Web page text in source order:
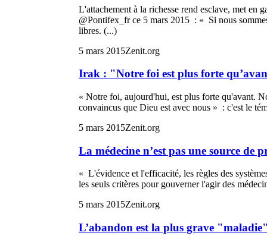
L'attachement à la richesse rend esclave, met en
@Pontifex_fr ce 5 mars 2015 : « Si nous
libres. (...)
5 mars 2015Zenit.org
Irak : "Notre foi est plus forte
« Notre foi, aujourd'hui, est plus forte qu'avant.
convaincus que Dieu est avec nous » : c'est le
5 mars 2015Zenit.org
La médecine n’est pas une source de
« L'évidence et l'efficacité, les règles des
les seuls critères pour gouverner l'agir des
5 mars 2015Zenit.org
L’abandon est la plus grave